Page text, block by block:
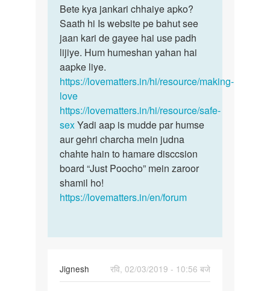
to
Sex
by
Prkash
Bete
kya
jankari
chhaiye…
Bete kya jankari chhaiye apko?
Saath hi Is website pe bahut see
jaan kari de gayee hai use padh
lijiye. Hum humeshan yahan hai
aapke liye.
https://lovematters.in/hi/resource/making-
love
https://lovematters.in/hi/resource/safe-
sexYadi aap is mudde par humse
aur gehri charcha mein judna
chahte hain to hamare disccsion
board “Just Poocho” mein zaroor
shamil ho!
https://lovematters.in/en/forum
Jignesh
रवि, 02/03/2019 - 10:56 बजे